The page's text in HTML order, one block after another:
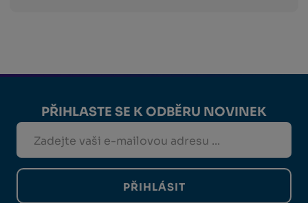
PŘIHLASTE SE K ODBĚRU NOVINEK
PŘIHLÁSIT